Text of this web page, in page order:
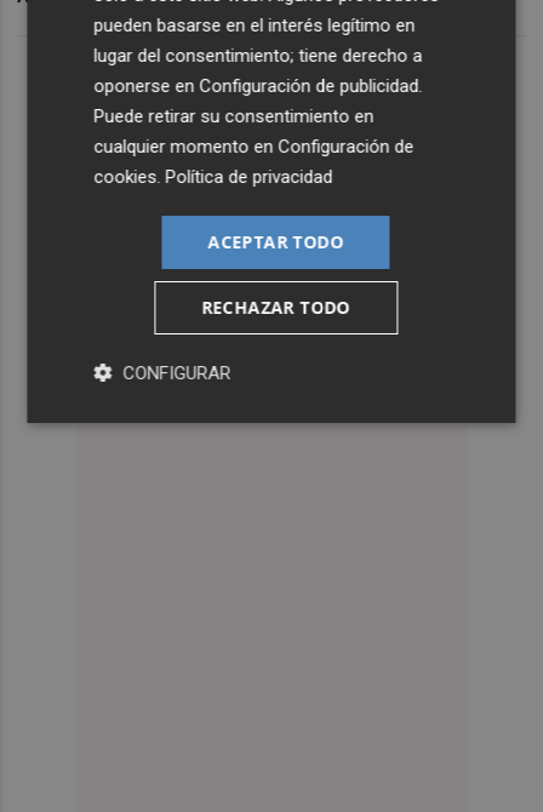
pueden basarse en el interés legítimo en
lugar del consentimiento; tiene derecho a
oponerse enConfiguración de publicidad
Puede retirar su consentimiento en
cualquier momento enConfiguración de
cookies .Política de privacidad
ACEPTAR TODO
RECHAZAR TODO
CONFIGURAR